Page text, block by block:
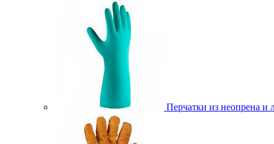
Перчатки из неопрена и